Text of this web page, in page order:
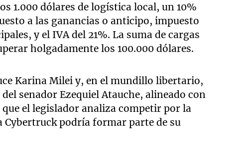
1.000 dólares de logística local, un 10%
a las ganancias o anticipo, impuesto
y el IVA del 21%. La suma de cargas
holgadamente los 100.000 dólares.
Karina Milei y, en el mundillo libertario,
senador Ezequiel Atauche, alineado con
el legislador analiza competir por la
Cybertruck podría formar parte de su